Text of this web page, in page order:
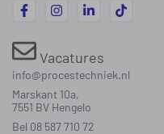
Vacatures
info@procestechniek.nl
Marskant 10a,
7551 BV Hengelo
Bel 08 587 710 72